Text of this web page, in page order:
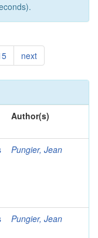
next
Author(s)
Pungier, Jean
Pungier, Jean